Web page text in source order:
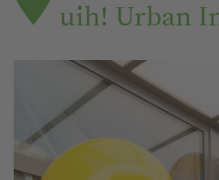
uih! Urban